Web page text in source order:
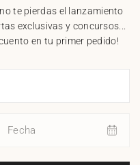
te pierdas el lanzamiento
exclusivas y concursos...
en tu primer pedido!
Fecha